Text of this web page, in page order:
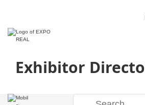
Exhibitor